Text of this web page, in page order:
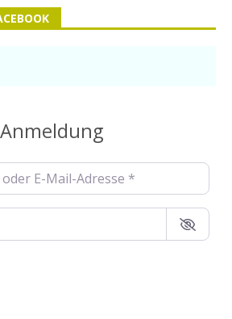
Anmeldung
E-Mail-Adresse